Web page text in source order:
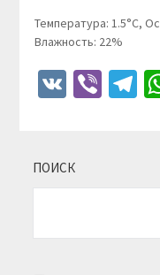
Температура: 1.5°C,
Влажность: 22%
VK
ПОИСК